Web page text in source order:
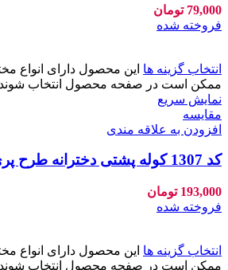
79,000 تومان
فروخته شده
انتخاب گزینه ها این محصول دارای انواع
ممکن است در صفحه محصول انتخاب شوند
نمایش سریع
مقايسه
افزودن به علاقه مندی
کد 1307 کوله پشتی دخترانه طرح پری دریایی
193,000 تومان
فروخته شده
انتخاب گزینه ها این محصول دارای انواع
ممکن است در صفحه محصول انتخاب شوند